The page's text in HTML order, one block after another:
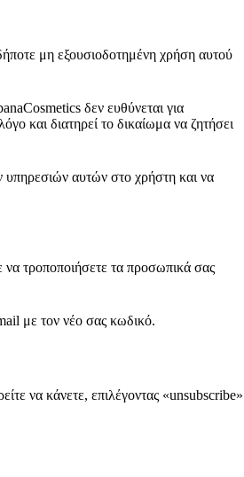
μη εξουσιοδοτημένη χρήση αυτού
δεν ευθύνεται για
και διατηρεί το δικαίωμα να ζητήσει
υπηρεσιών αυτών στο χρήστη και να
να τροποποιήσετε τα προσωπικά σας
με τον νέο σας κωδικό.
να κάνετε, επιλέγοντας «unsubscribe»